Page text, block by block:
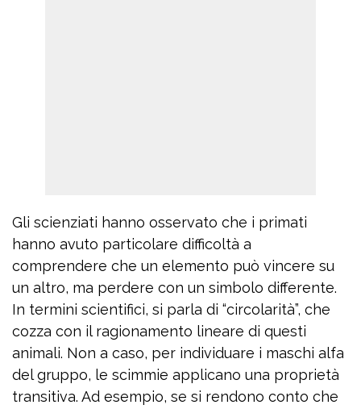
Gli scienziati hanno osservato che i primati
hanno avuto particolare difficoltà a
comprendere che un elemento può vincere su
un altro, ma perdere con un simbolo differente.
In termini scientifici, si parla di “circolarità”, che
cozza con il ragionamento lineare di questi
animali. Non a caso, per individuare i maschi alfa
del gruppo, le scimmie applicano una proprietà
transitiva. Ad esempio, se si rendono conto che